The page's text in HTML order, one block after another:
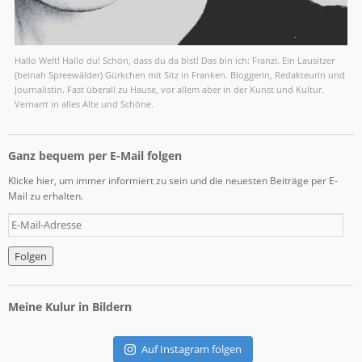
Hallo Welt! Hallo du! Schön, dass du da bist! Das bin ich: Franzi. Ein Lausitzer
(beinah Spreewälder) Gürkchen mit Sitz in Franken. Bloggerin, Redakteurin und
Journalistin. Fast überall zu Hause, vor allem aber in der Kunst und Kultur.
Vernarrt in alles Alte und Schöne.
Ganz bequem per E-Mail folgen
Klicke hier, um immer informiert zu sein und die neuesten Beiträge per E-
Mail zu erhalten.
E
-
M
a
i
-Meine Kulur in Bildern
Auf Instagram folgen